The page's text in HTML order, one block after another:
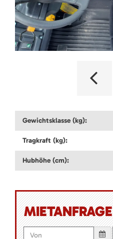
Gewichtsklasse (kg):
Tragkraft (kg):
Hubhöhe (cm):
MIETANFRAGE